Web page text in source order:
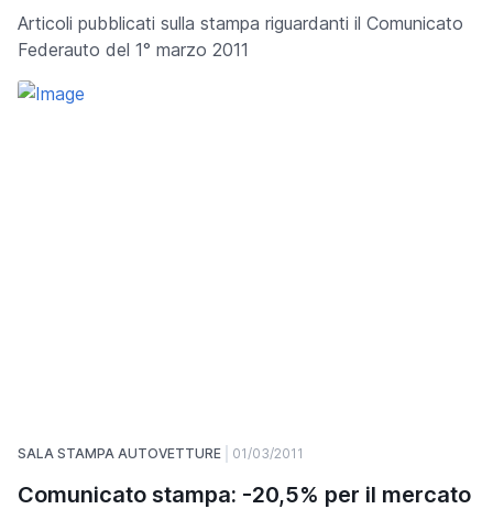
Articoli pubblicati sulla stampa riguardanti il Comunicato
Federauto del 1° marzo 2011
SALA STAMPA AUTOVETTURE 01/03/2011
Comunicato stampa: -20,5% per il mercato